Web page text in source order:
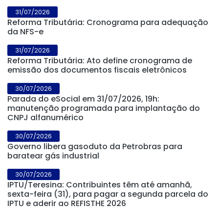
31/07/2026
Reforma Tributária: Cronograma para adequação
da NFS-e
31/07/2026
Reforma Tributária: Ato define cronograma de
emissão dos documentos fiscais eletrônicos
30/07/2026
Parada do eSocial em 31/07/2026, 19h:
manutenção programada para implantação do
CNPJ alfanumérico
30/07/2026
Governo libera gasoduto da Petrobras para
baratear gás industrial
30/07/2026
IPTU/Teresina: Contribuintes têm até amanhã,
sexta-feira (31), para pagar a segunda parcela do
IPTU e aderir ao REFISTHE 2026